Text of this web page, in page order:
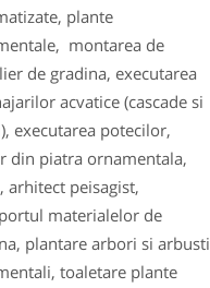
plante
montarea de
de gradina, executarea
acvatice (cascade si
executarea potecilor,
din piatra ornamentala,
arhitect peisagist,
materialelor de
plantare arbori si arbusti
toaletare plante